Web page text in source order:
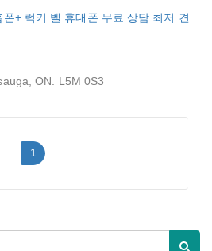
+ 럭키.벨 휴대폰 무료 상담 최저 견
ON. L5M 0S3
1